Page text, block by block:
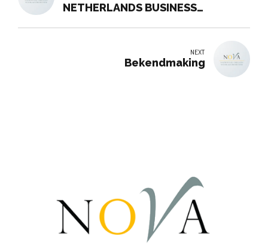
NETHERLANDS BUSINESS
NEXT
Bekendmaking